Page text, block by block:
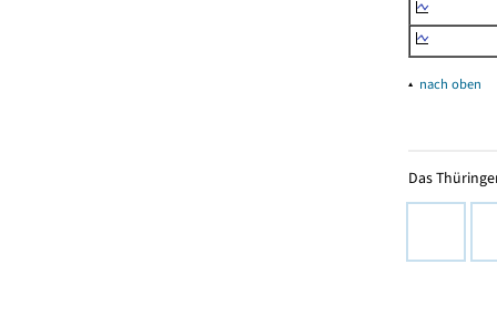
▴ nach oben
Das